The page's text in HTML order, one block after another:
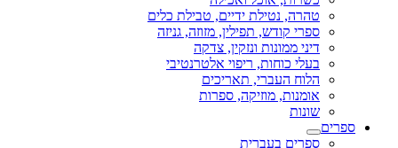
טהרה, נטילת ידיים, טבילת כלים
ספרי קודש, תפילין, מזוזה, גניזה
דיני ממונות ונזקין, צדקה
בעלי כוחות, ריפוי אלטרנטיבי
הלוח העברי, תאריכים
אומנות, מוזיקה, ספרות
שונות
ספרים
ספרים בעברית